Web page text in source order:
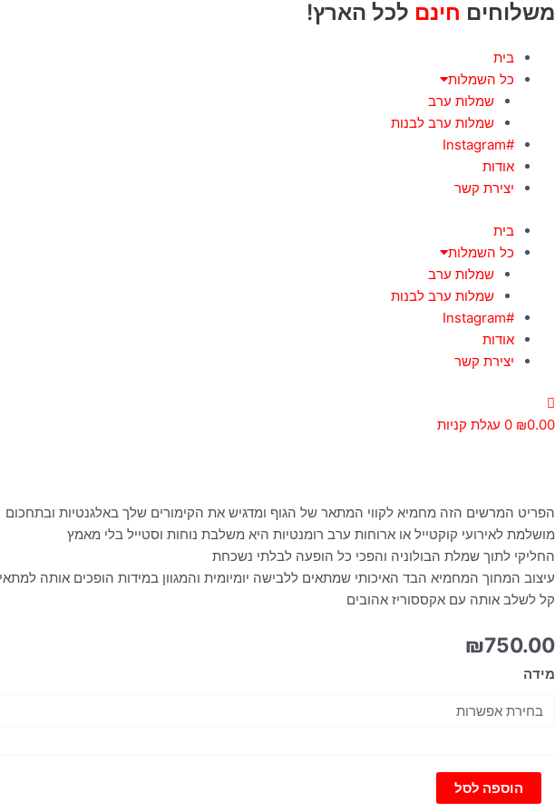
דילוג
משלוחים חינם לכל הארץ!
בית
כל השמלות
שמלות ערב
שמלות ערב לבנות
#Instagram
אודות
יצירת קשר
בית
כל השמלות
שמלות ערב
שמלות ערב לבנות
#Instagram
אודות
יצירת קשר
₪0.00
0 עגלת קניות
הפריט המרשים הזה מחמיא לקווי המתאר של הגוף ומדגיש את הקימורים שלך באלגנטיות ובתחכום
מושלמת לאירועי קוקטייל או ארוחות ערב רומנטיות היא משלבת נוחות וסטייל בלי מאמץ
החליקי לתוך שמלת הבולוניה והפכי כל הופעה לבלתי נשכחת
עיצוב המחוך המחמיא הבד האיכותי שמתאים ללבישה יומיומית והמגוון במידות הופכים אותה
קל לשלב אותה עם אקססוריז אהובים
₪750.00
מידה
מחוך
בולוניה
הוספה לסל